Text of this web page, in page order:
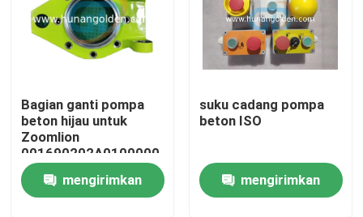
Rumah
Produk
Bagian ganti pompa
beton hijau untuk
Zoomlion
001690202A0100000
mengirimkan
suku cadang pompa
beton ISO
mengirimkan